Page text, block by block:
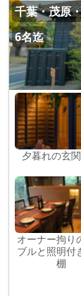
千葉・茂原
6名迄
夕暮れの玄
オーナー拘り
ブルと照明付
棚